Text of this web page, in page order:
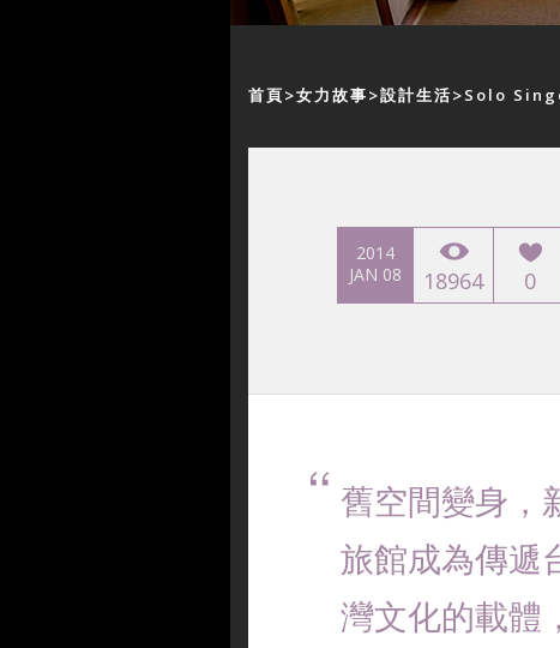
首頁 女力故事 設計生活 Solo
2014
JAN 08
18964 0
舊空間變身，
旅館成為傳遞
灣文化的載體，